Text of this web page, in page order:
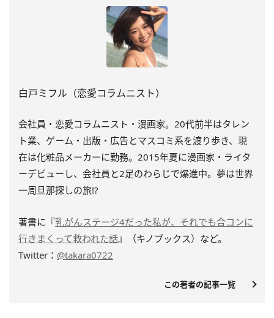
白戸ミフル（恋愛コラムニスト）
会社員・恋愛コラムニスト・漫画家。20代前半はタレン
ト業、ゲーム・出版・広告とマスコミ系を渡り歩き、現
在は化粧品メーカーに勤務。2015年夏に漫画家・ライタ
ーデビューし、会社員と2足のわらじで爆進中。夢は世界
一周旦那探しの旅!?
著書に 『乳がんステージ4だった私が、それでも合コンに
行きまくって救われた話』（キノブックス） など。
Twitter： @takara0722
この著者の記事一覧